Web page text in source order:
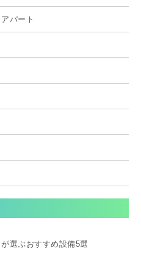
パート
選ぶおすすめ設備5選